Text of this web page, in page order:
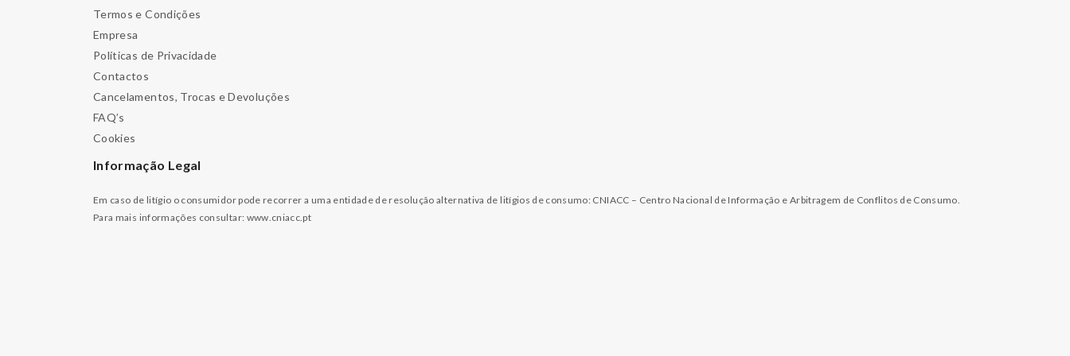
Termos e Condições
Empresa
Políticas de Privacidade
Contactos
Cancelamentos, Trocas e Devoluções
FAQ’s
Cookies
Informação Legal
Em caso de litígio o consumidor pode recorrer a uma entidade de resolução alternativa de litígios de consumo: CNIACC – Centro Nacional de Informação e Arbitragem de Conflitos de Consumo.
Para mais informações consultar: www.cniacc.pt